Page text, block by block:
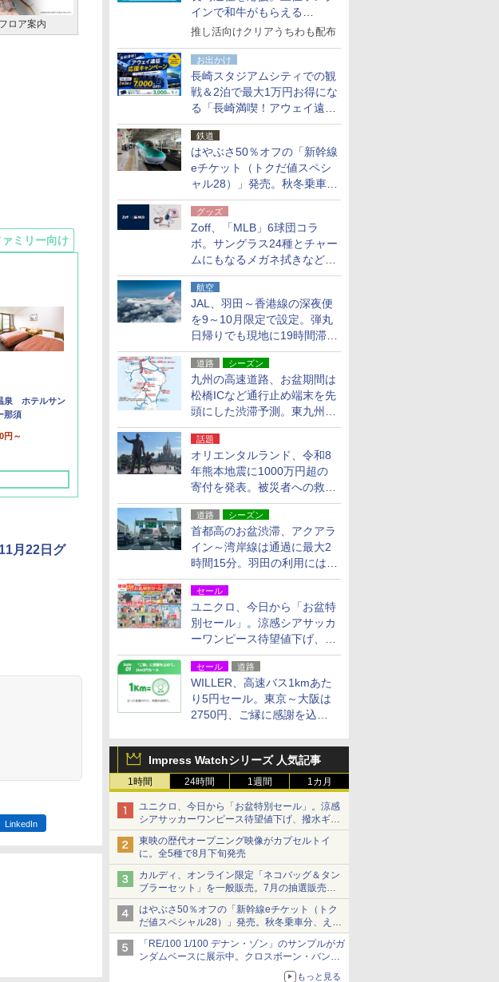
インで和牛がもらえる
「GO！GO！長崎スタンプラ
推し活向けクリアうちわも配布
お出かけ
長崎スタジアムシティでの観
戦＆2泊で最大1万円お得にな
る「長崎満喫！アウェイ遠征
応援キャンペーン」
鉄道
はやぶさ50％オフの「新幹線
eチケット（トクだ値スペシ
ャル28）」発売。秋冬乗車
分、えきねっと限定
グッズ
Zoff、「MLB」6球団コラ
ボ。サングラス24種とチャー
ムにもなるメガネ拭きなど雑
貨24種
航空
JAL、羽田～香港線の深夜便
を9～10月限定で設定。弾丸
日帰りでも現地に19時間滞在
できる
道路 シーズン
九州の高速道路、お盆期間は
松橋ICなど通行止め端末を先
頭にした渋滞予測。東九州道
への迂回は料金調整を実施
話題
オリエンタルランド、令和8
年熊本地震に1000万円超の
寄付を発表。被災者への救援
活動・復旧支援
道路 シーズン
首都高のお盆渋滞、アクアラ
イン～湾岸線は通過に最大2
時間15分。羽田の利用には
「空港西出口」の利用検討を
セール
ユニクロ、今日から「お盆特
別セール」。涼感シアサッカ
ーワンピース待望値下げ、撥
水ギアショーツは1990円に
セール 道路
WILLER、高速バス1kmあた
り5円セール。東京～大阪は
2750円、ご縁に感謝を込め
Impress Watchシリーズ 人気記事
1時間 24時間 1週間 1カ月
ユニクロ、今日から「お盆特別セール」。涼感
シアサッカーワンピース待望値下げ、撥水ギア
ショーツは1990円に
東映の歴代オープニング映像がカプセルトイ
に。全5種で8月下旬発売
カルディ、オンライン限定「ネコバッグ＆タン
ブラーセット」を一般販売。7月の抽選販売の
当選無効分
はやぶさ50％オフの「新幹線eチケット（トク
だ値スペシャル28）」発売。秋冬乗車分、えき
ねっと限定
「RE/100 1/100 デナン・ゾン」のサンプルがガ
ンダムベースに展示中。クロスボーン・バンガ
ードの制式量産機が間もなく発送【ガンダムベ
もっと見る
ロア案内
泉 ホテルサン
那須
円～
ミリー向け
月22日グ
LinkedIn